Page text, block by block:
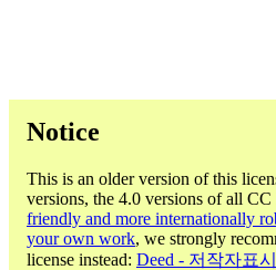
Notice
This is an older version of this
versions, the 4.0 versions of all CC
friendly and more internationally
your own work, we strongly
license instead: Deed - 저작자표